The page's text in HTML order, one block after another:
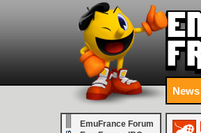
News
EmuFrance Forum